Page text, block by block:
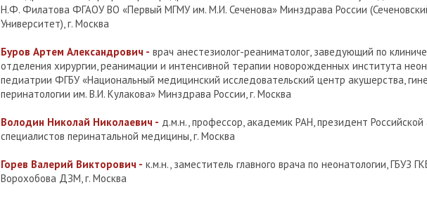
Н.Ф. Филатова ФГАОУ ВО «Первый МГМУ им. М.И. Сеченова» Минздрава России
Университет), г. Москва
Буров Артем Александрович - врач анестезиолог-реаниматолог, заведующий по
отделения хирургии, реанимации и интенсивной терапии новорожденных института
педиатрии ФГБУ «Национальный медицинский исследовательский центр акушерства,
перинатологии им. В.И. Кулакова» Минздрава России, г. Москва
Володин Николай Николаевич - д.м.н., профессор, академик РАН, президент Российской
специалистов перинатальной медицины, г. Москва
Горев Валерий Викторович - к.м.н., заместитель главного врача по неонатологии, ГБУЗ
Ворохобова ДЗМ, г. Москва